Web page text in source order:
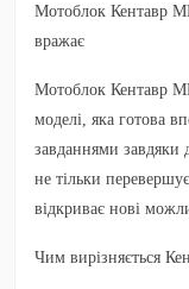
Мотоблок Кентавр
вражає
Мотоблок Кентавр
моделі, яка готова
завданнями завдяки
не тільки
відкриває нові
Чим вирізняється